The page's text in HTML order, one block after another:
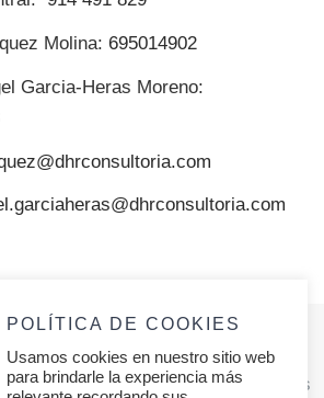
Molina: 695014902
Garcia-Heras Moreno:
| DHR CONSULTORIA |
|Política de Cookies| Todos los
POLÍTICA DE COOKIES
Usamos cookies en nuestro sitio web
para brindarle la experiencia más